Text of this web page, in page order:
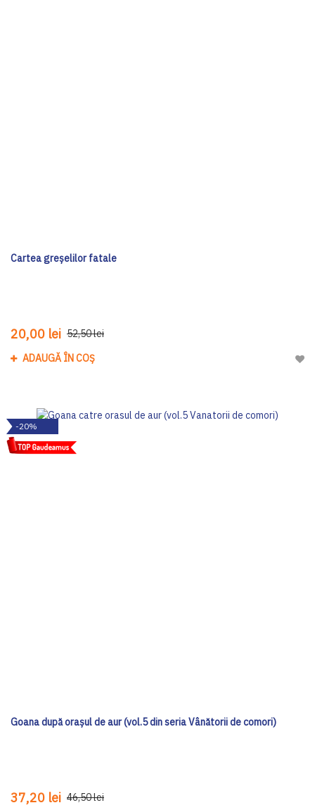
Cartea greșelilor fatale
20,00 lei 52,50 lei
ADAUGĂ ÎN COȘ
-20%
Goana după orașul de aur (vol.5 din seria Vânătorii de comori)
37,20 lei 46,50 lei